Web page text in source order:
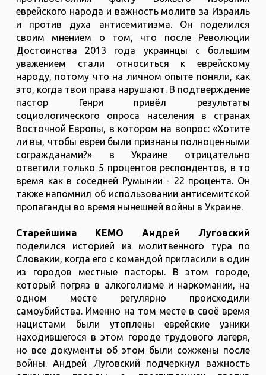
еврейского народа и важность молитв за Израиль
и против духа антисемитизма. Он поделился
своим мнением о том, что после Революции
Достоинства 2013 года украинцы с большим
уважением стали относиться к еврейскому
народу, потому что на личном опыте поняли, как
это, когда твои права нарушают. В подтверждение
пастор Генри привёл результаты
социологического опроса населения в странах
Восточной Европы, в котором на вопрос: «Хотите
ли вы, чтобы евреи были признаны полноценными
согражданами?» в Украине отрицательно
ответили только 5 процентов респондентов, в то
время как в соседней Румынии - 22 процента. Он
также напомнил об использовании антисемитской
пропаганды во время нынешней войны в Украине.
Старейшина КЕМО Андрей Луговский
поделился историей из молитвенного тура по
Словакии, когда его с командой пригласили в один
из городов местные пасторы. В этом городе,
который погряз в алкоголизме и наркомании, на
одном месте регулярно происходили
самоубийства. Именно на том месте в своё время
нацистами были утоплены еврейские узники
находившегося в этом городе трудового лагеря,
но все документы об этом были сожжены после
войны. Андрей Луговский подчеркнул важность